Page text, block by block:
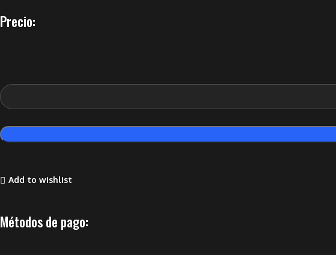
Precio:
Add to wishlist
Métodos de pago: